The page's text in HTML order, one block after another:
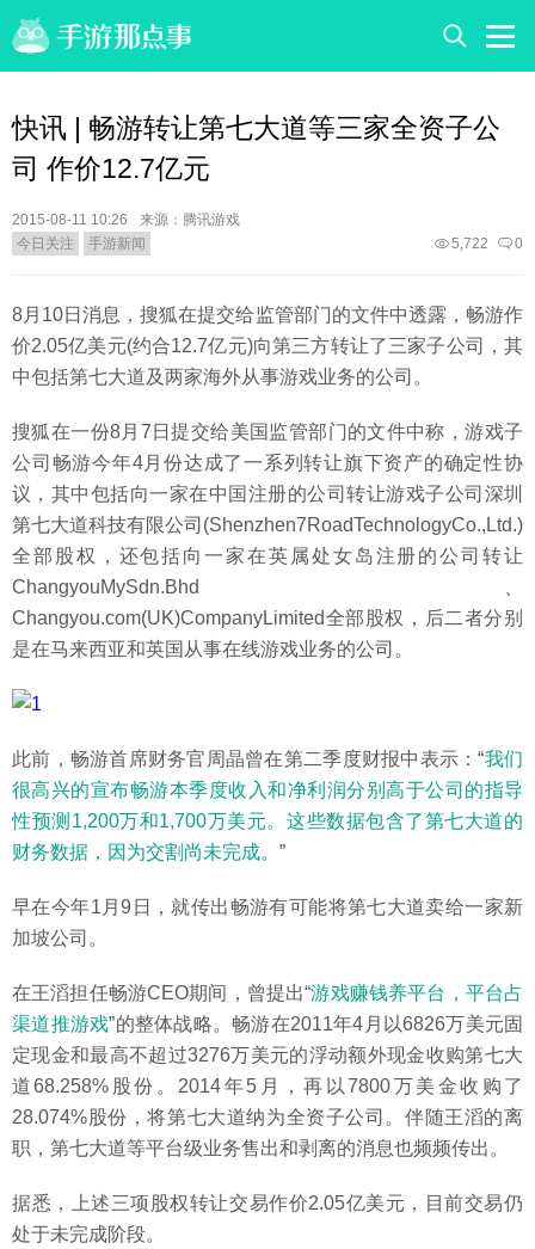
快讯 | 畅游转让第七大道等三家全资子公
司 作价12.7亿元
2015-08-11 10:26
来源：腾讯游戏
今日关注
手游新闻 0
5,722
8月10日消息，搜狐在提交给监管部门的文件中透露，畅游作
价2.05亿美元(约合12.7亿元)向第三方转让了三家子公司，其
中包括第七大道及两家海外从事游戏业务的公司。
搜狐在一份8月7日提交给美国监管部门的文件中称，游戏子
公司畅游今年4月份达成了一系列转让旗下资产的确定性协
议，其中包括向一家在中国注册的公司转让游戏子公司深圳
第七大道科技有限公司(Shenzhen7RoadTechnologyCo.,Ltd.)
全部股权，还包括向一家在英属处女岛注册的公司转让
ChangyouMySdn.Bhd、
Changyou.com(UK)CompanyLimited全部股权，后二者分别
是在马来西亚和英国从事在线游戏业务的公司。
此前，畅游首席财务官周晶曾在第二季度财报中表示：“我们
很高兴的宣布畅游本季度收入和净利润分别高于公司的指导
性预测1,200万和1,700万美元。这些数据包含了第七大道的
财务数据，因为交割尚未完成。 ”
早在今年1月9日，就传出畅游有可能将第七大道卖给一家新
加坡公司。
在王滔担任畅游CEO期间，曾提出“游戏赚钱养平台，平台占
渠道推游戏”的整体战略。畅游在2011年4月以6826万美元固
定现金和最高不超过3276万美元的浮动额外现金收购第七大
道68.258%股份。2014年5月，再以7800万美金收购了
28.074%股份，将第七大道纳为全资子公司。伴随王滔的离
职，第七大道等平台级业务售出和剥离的消息也频频传出。
据悉，上述三项股权转让交易作价2.05亿美元，目前交易仍
处于未完成阶段。